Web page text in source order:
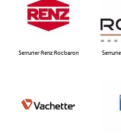
Serrurier Renz Rocbaron